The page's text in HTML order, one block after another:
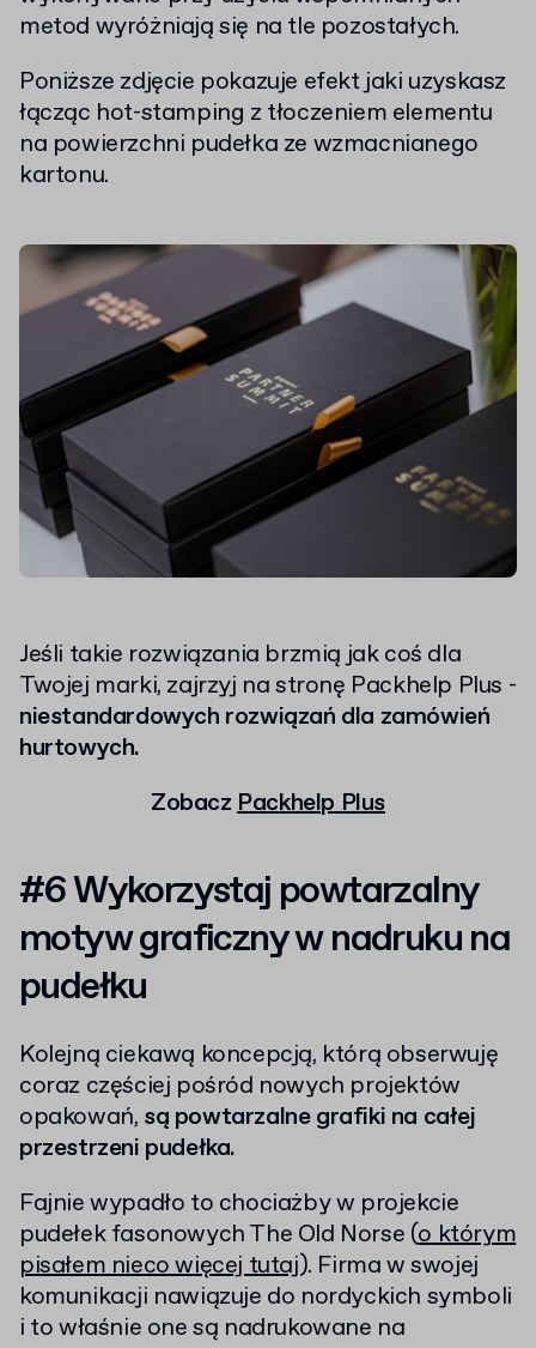
metod wyróżniają się na tle pozostałych.
Poniższe zdjęcie pokazuje efekt jaki uzyskasz
łącząc hot-stamping z tłoczeniem elementu
na powierzchni pudełka ze wzmacnianego
kartonu.
Jeśli takie rozwiązania brzmią jak coś dla
Twojej marki, zajrzyj na stronę Packhelp Plus -
niestandardowych rozwiązań dla zamówień
hurtowych.
ZobaczPackhelp Plus
#6 Wykorzystaj powtarzalny
motyw graficzny w nadruku na
pudełku
Kolejną ciekawą koncepcją, którą obserwuję
coraz częściej pośród nowych projektów
opakowań, są powtarzalne grafiki na całej
przestrzeni pudełka.
Fajnie wypadło to chociażby w projekcie
pudełek fasonowych The Old Norse (o którym
pisałem nieco więcej tutaj). Firma w swojej
komunikacji nawiązuje do nordyckich symboli
i to właśnie one są nadrukowane na